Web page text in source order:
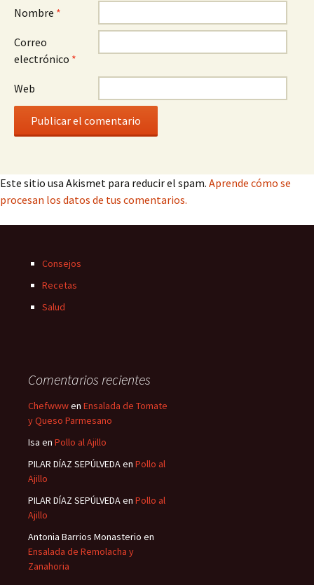
Nombre *
Correo
electrónico *
Web
Este sitio usa Akismet para reducir el spam. Aprende cómo se
procesan los datos de tus comentarios.
Consejos
Recetas
Salud
Comentarios recientes
Chefwwwen Ensalada de Tomate
y Queso Parmesano
Isa en Pollo al Ajillo
PILAR DÍAZ SEPÚLVEDAen Pollo al
Ajillo
PILAR DÍAZ SEPÚLVEDAen Pollo al
Ajillo
Antonia Barrios Monasterio en
Ensalada de Remolacha y
Zanahoria